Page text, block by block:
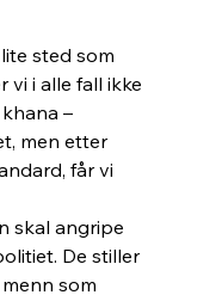
sted som
vi i alle fall ikke
–
men etter
får vi
skal angripe
De stiller
som